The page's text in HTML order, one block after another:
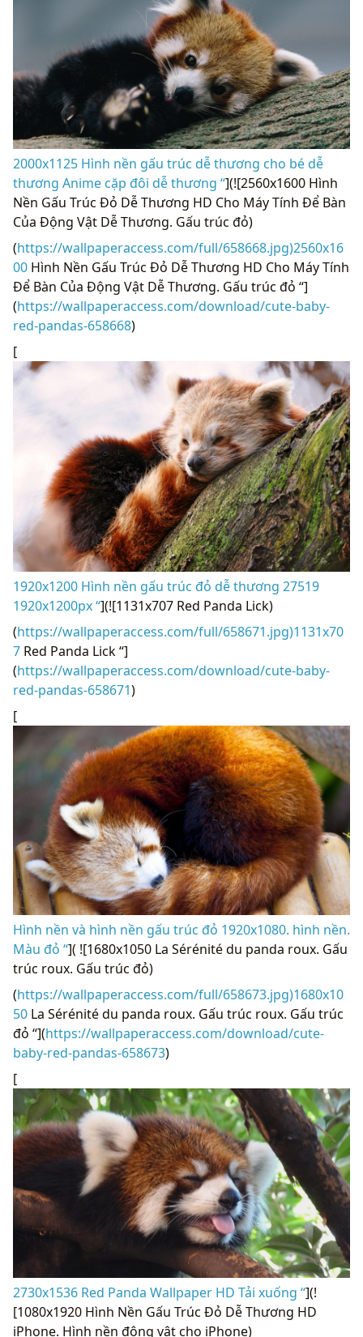
2000x1125 Hình nền gấu trúc dễ thương cho bé dễ
thương Anime cặp đôi dễ thương “](![2560x1600 Hình
Nền Gấu Trúc Đỏ Dễ Thương HD Cho Máy Tính Để Bàn
Của Động Vật Dễ Thương. Gấu trúc đỏ)
(https://wallpaperaccess.com/full/658668.jpg)2560x16
00 Hình Nền Gấu Trúc Đỏ Dễ Thương HD Cho Máy Tính
Để Bàn Của Động Vật Dễ Thương. Gấu trúc đỏ “]
(https://wallpaperaccess.com/download/cute-baby-
red-pandas-658668)
[
1920x1200 Hình nền gấu trúc đỏ dễ thương 27519
1920x1200px “](![1131x707 Red Panda Lick)
(https://wallpaperaccess.com/full/658671.jpg)1131x70
7 Red Panda Lick “]
(https://wallpaperaccess.com/download/cute-baby-
red-pandas-658671)
[
Hình nền và hình nền gấu trúc đỏ 1920x1080. hình nền.
Màu đỏ “]( ![1680x1050 La Sérénité du panda roux. Gấu
trúc roux. Gấu trúc đỏ)
(https://wallpaperaccess.com/full/658673.jpg)1680x10
50 La Sérénité du panda roux. Gấu trúc roux. Gấu trúc
đỏ “](https://wallpaperaccess.com/download/cute-
baby-red-pandas-658673)
[
2730x1536 Red Panda Wallpaper HD Tải xuống “](!
[1080x1920 Hình Nền Gấu Trúc Đỏ Dễ Thương HD
iPhone. Hình nền động vật cho iPhone)